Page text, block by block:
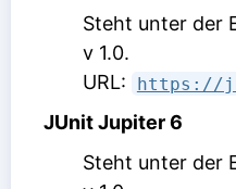
Steht unter der
v 1.0.
URL:
https://
JUnit Jupiter 6
Steht unter der